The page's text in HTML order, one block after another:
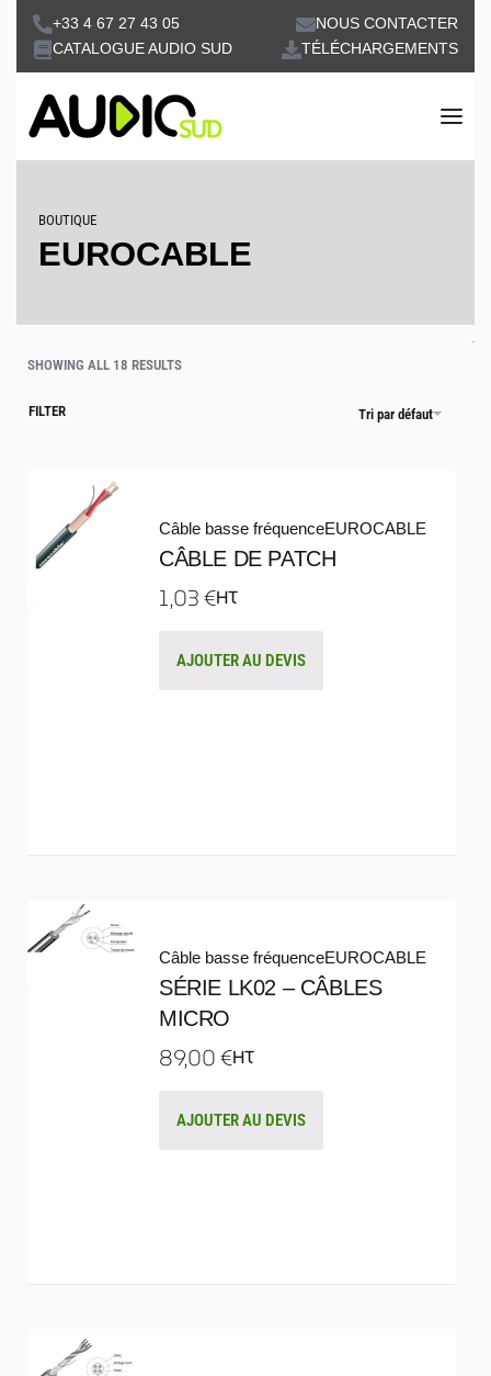
+33 4 67 27 43 05
NOUS CONTACTER
CATALOGUE AUDIO SUD
TÉLÉCHARGEMENTS
BOUTIQUE
EUROCABLE
SHOWING ALL 18 RESULTS
Tri par défaut
FILTER
Câble basse fréquenceEUROCABLE
CÂBLE DE PATCH
1,03€HT
AJOUTER AU DEVIS
Câble basse fréquenceEUROCABLE
SÉRIE LK02 – CÂBLES
MICRO
89,00€HT
AJOUTER AU DEVIS